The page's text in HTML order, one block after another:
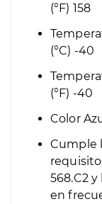
(°F) 158
(°C) -40
(°F) -40
Color
Cumple
568.C2 y
en